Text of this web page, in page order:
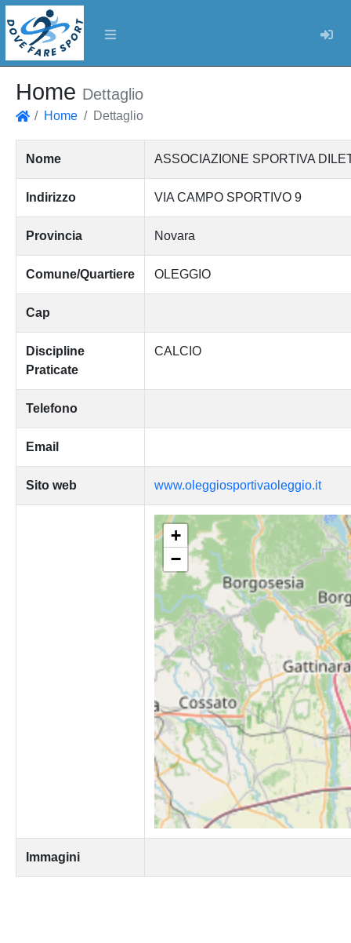
Home Dettaglio
Home Dettaglio
Nome ASSOCIAZIONE SPORTIVA
Indirizzo VIA CAMPO SPORTIVO 9
Provincia Novara
Comune/Quartiere OLEGGIO
Cap
Discipline
Praticate
CALCIO
Telefono
Email
Sito web www.oleggiosportivaoleggio.it
+
−
Immagini